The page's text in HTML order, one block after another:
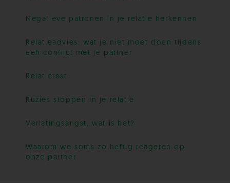
Negatieve patronen in je relatie herkennen
Relatieadvies: wat je niet moet doen tijdens
een conflict met je partner
Relatietest
Ruzies stoppen in je relatie
Verlatingsangst, wat is het?
Waarom we soms zo heftig reageren op
onze partner